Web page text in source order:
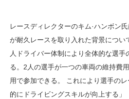
レースディレクターのキム·ハンボン
が耐久レースを取り入れた背景につい
人ドライバー体制により全体的な選手
る。2人の選手が一つの車両の維持費
用で参加できる。 これにより選手の
的にドライビングスキルが向上する」